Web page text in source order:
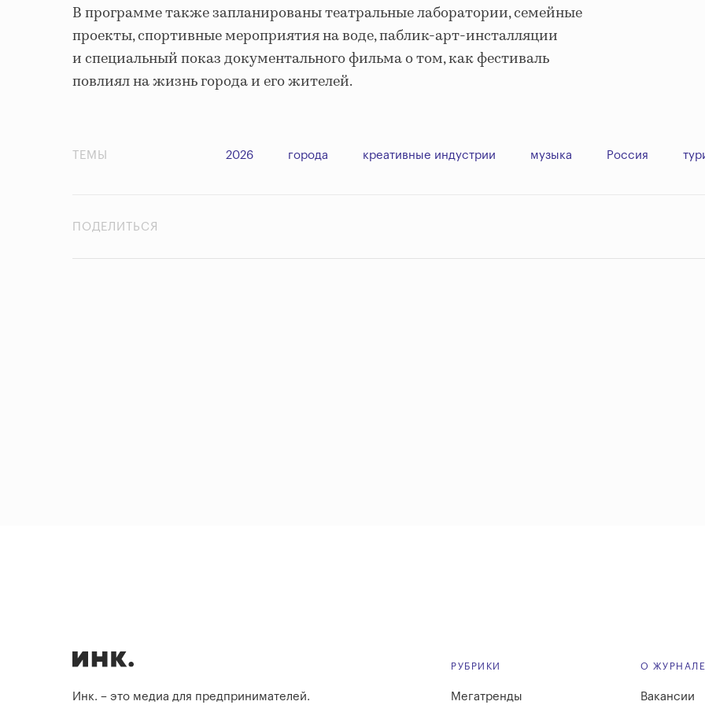
В программе также запланированы театральные лаборатории, семейные
проекты, спортивные мероприятия на воде, паблик-арт-инсталляции
и специальный показ документального фильма о том, как фестиваль
повлиял на жизнь города и его жителей.
ТЕМЫ 2026 города креативные индустрии музыка Россия
ПОДЕЛИТЬСЯ
Инк. – это медиа для предпринимателей.
РУБРИКИ
Мегатренды
О
Вакансии